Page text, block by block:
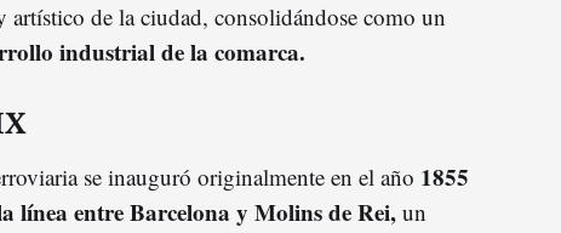
de la ciudad, consolidándose como un
industrial de la comarca.
se inauguró originalmente en el año 1855
línea entre Barcelona y Molins de Rei, un